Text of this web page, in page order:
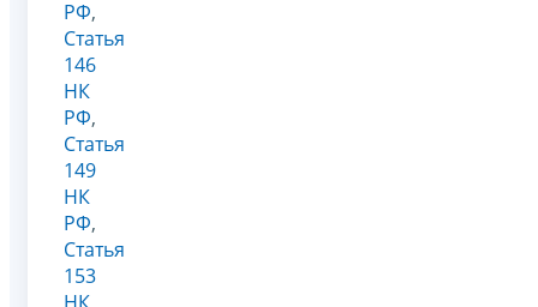
РФ,
Статья
146
НК
РФ,
Статья
149
НК
РФ,
Статья
153